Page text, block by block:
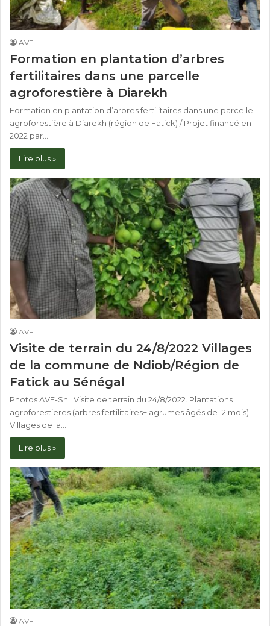
AVF
Formation en plantation d’arbres
fertilitaires dans une parcelle
agroforestière à Diarekh
Formation en plantation d’arbres fertilitaires dans une parcelle
agroforestière à Diarekh (région de Fatick) / Projet financé en
2022 par…
Lire plus »
AVF
Visite de terrain du 24/8/2022 Villages
de la commune de Ndiob/Région de
Fatick au Sénégal
Photos AVF-Sn : Visite de terrain du 24/8/2022. Plantations
agroforestieres (arbres fertilitaires+ agrumes âgés de 12 mois).
Villages de la…
Lire plus »
AVF